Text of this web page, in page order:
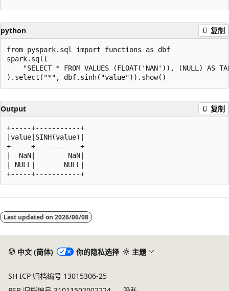
python 复制
from pyspark.sql import functions as dbf
spark.sql(
"SELECT * FROM VALUES (FLOAT('NAN')), (NULL) AS
Output 复制
+-----+-----------+
|value|SINH(value)|
+-----+-----------+
|  NaN|        NaN|
| NULL|       NULL|
模
式
Last updated on 2026/06/08
中文 (简体) 你的隐私选择 主题
SH ICP 归档编号 13015306-25